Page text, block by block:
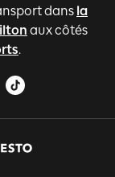
dans la
aux côtés
.